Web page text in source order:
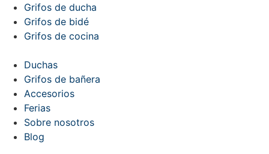
Grifos de ducha
Grifos de bidé
Grifos de cocina
Duchas
Grifos de bañera
Accesorios
Ferias
Sobre nosotros
Blog